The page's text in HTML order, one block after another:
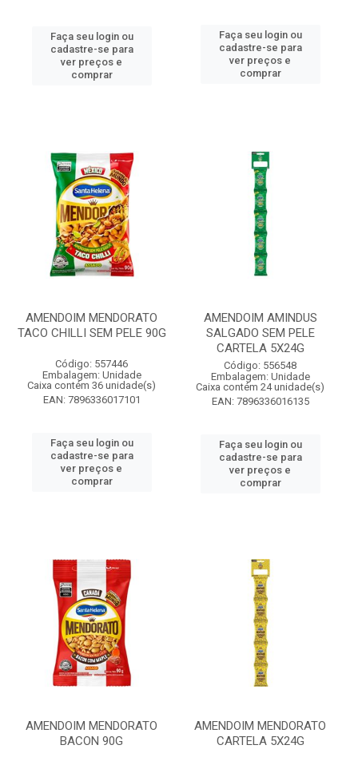
Faça seu login ou
cadastre-se para
ver preços e
comprar
Faça seu login ou
cadastre-se para
ver preços e
comprar
AMENDOIM MENDORATO
TACO CHILLI SEM PELE 90G
Código: 557446
Embalagem: Unidade
Caixa contém 36 unidade(s)
EAN: 7896336017101
Faça seu login ou
cadastre-se para
ver preços e
comprar
AMENDOIM AMINDUS
SALGADO SEM PELE
CARTELA 5X24G
Código: 556548
Embalagem: Unidade
Caixa contém 24 unidade(s)
EAN: 7896336016135
Faça seu login ou
cadastre-se para
ver preços e
comprar
AMENDOIM MENDORATO
BACON 90G
AMENDOIM MENDORATO
CARTELA 5X24G